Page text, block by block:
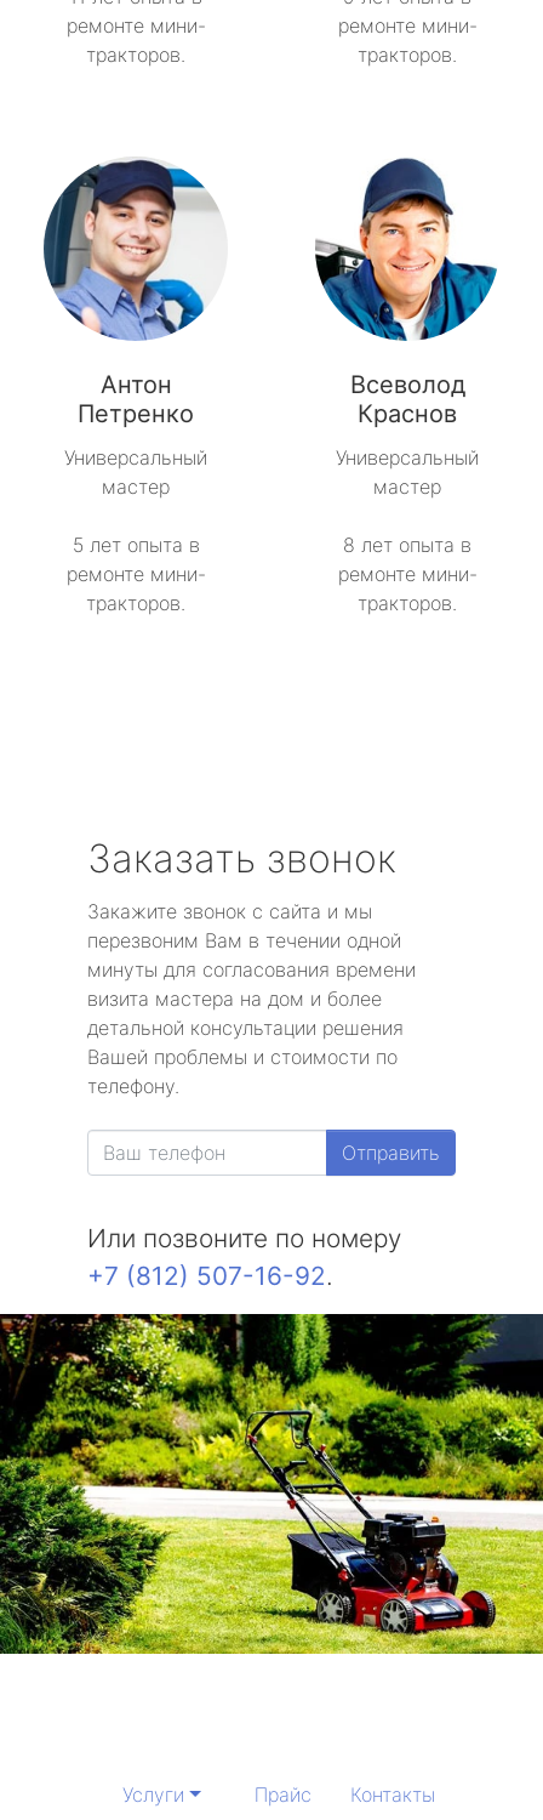
ремонте мини-
тракторов.
ремонте мини-
тракторов.
Антон
Петренко
Универсальный
мастер
5 лет опыта в
ремонте мини-
тракторов.
Всеволод
Краснов
Универсальный
мастер
8 лет опыта в
ремонте мини-
тракторов.
Заказать звонок
Закажите звонок с сайта и мы
перезвоним Вам в течении одной
минуты для согласования времени
визита мастера на дом и более
детальной консультации решения
Вашей проблемы и стоимости по
телефону.
Отправить
Или позвоните по номеру
+7 (812) 507-16-92.
Услуги Прайс Контакты